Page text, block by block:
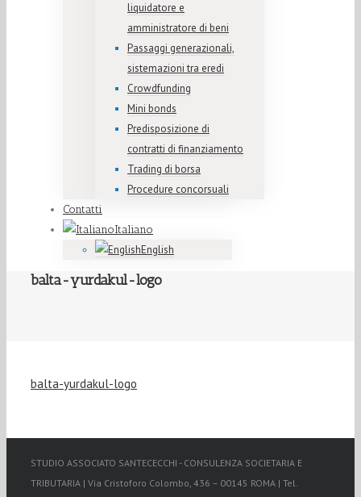
liquidatore e
amministratore di beni
Passaggi generazionali,
sistemazioni tra eredi
Crowdfunding
Mini bonds
Predisposizione di
contratti di finanziamento
Trading di borsa
Procedure concorsuali
Contatti
Italiano
English
balta-yurdakul-logo
balta-yurdakul-logo
STUDIO ASSOCIATO SANTECECCHI - CONSULENZA SOCIETARIA E
TRIBUTARIA | Via Cristoforo Colombo, 436 – 00145 ROMA | Tel.